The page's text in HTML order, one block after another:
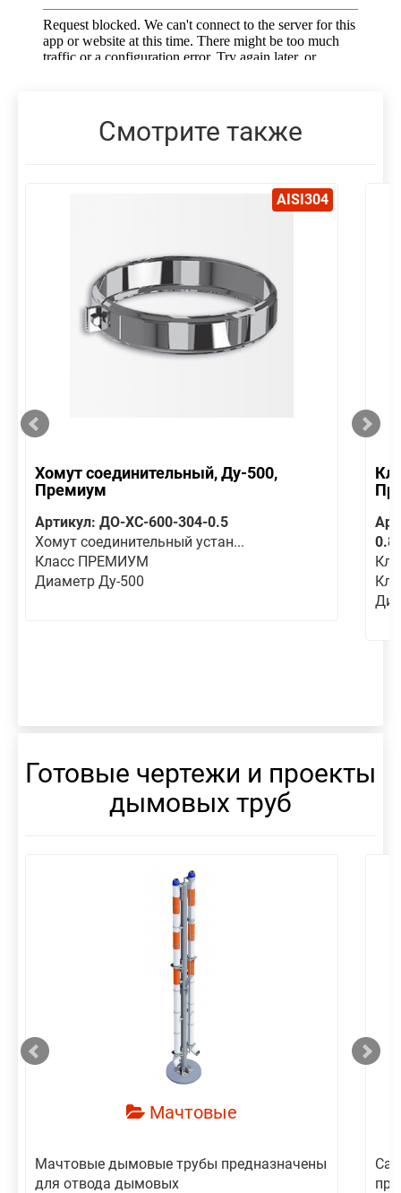
Смотрите также
AISI304
Хомут соединительный, Ду-500,
Премиум
Артикул: ДО-ХС-600-304-0.5
Хомут соединительный устан...
Класс ПРЕМИУМ
Диаметр Ду-500
Готовые чертежи и проекты
дымовых труб
Мачтовые
Мачтовые дымовые трубы предназначены
для отвода дымовых